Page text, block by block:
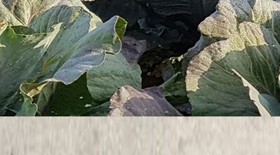
omjer ugljika i dušika te osigurati dobru prozračnost
se usporava ili potpuno zaustavlja. S druge strane,
razgradnju komposta“, istaknuo je ovaj
se provodi i u statičnim kompostnim hrpama, kako bi
procesa kompostiranja iznosi oko pet mjeseci, što je
segment istraživanja odnosi se na izravnu primjenu
kao i svježe komine na rast i razvoj kultura poput kupusa,